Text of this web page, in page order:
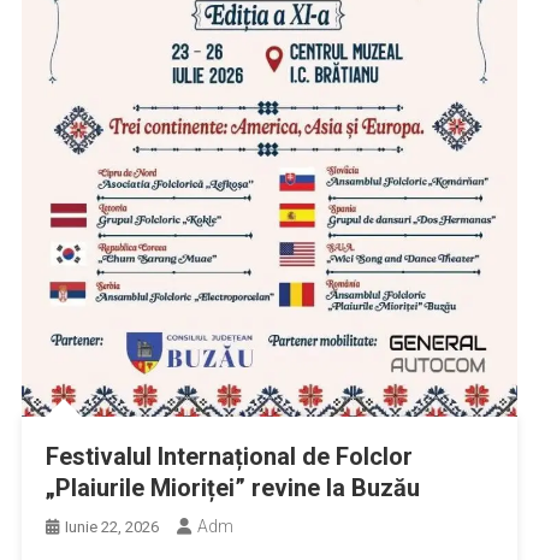
Festivalul Internațional de Folclor
„Plaiurile Mioriței” revine la Buzău
Iunie 22, 2026 Adm